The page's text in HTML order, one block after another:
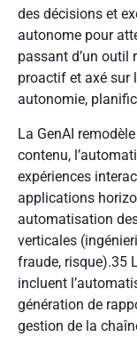
des décisions et
autonome pour
passant d’un outil
proactif et axé sur
autonomie,
La GenAI
contenu,
expériences
applications
automatisation
verticales
fraude, risque).35
incluent
génération de
gestion de la